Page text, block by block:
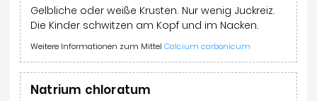
Gelbliche oder weiße Krusten. Nur wenig Juckreiz.
Die Kinder schwitzen am Kopf und im Nacken.
Weitere Informationen zum Mittel Calcium carbonicum
Natrium chloratum